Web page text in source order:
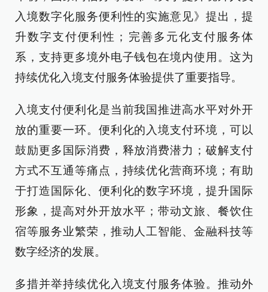
入境数字化服务便利性的实施意见》提出，提
升数字支付便利性；完善多元化支付服务体
系，支持更多境外电子钱包在境内使用。这为
持续优化入境支付服务体验提供了重要指导。
入境支付便利化是当前我国推进高水平对外开
放的重要一环。便利化的入境支付环境，可以
鼓励更多国际消费，释放消费潜力；破解支付
方式不互通等痛点，持续优化营商环境；有助
于打造国际化、便利化的数字环境，提升国际
形象，提高对外开放水平；带动文旅、餐饮住
宿等服务业繁荣，推动人工智能、金融科技等
数字经济的发展。
多措并举持续优化入境支付服务体验。推动外